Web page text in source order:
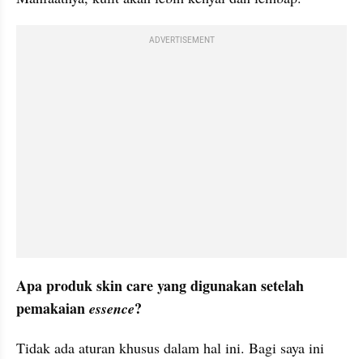
ADVERTISEMENT
Apa produk skin care yang digunakan setelah
pemakaian essence?
Tidak ada aturan khusus dalam hal ini. Bagi saya ini